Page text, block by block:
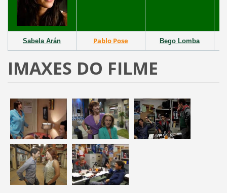
Sabela Arán Pablo Pose Bego Lomba
IMAXES DO FILME